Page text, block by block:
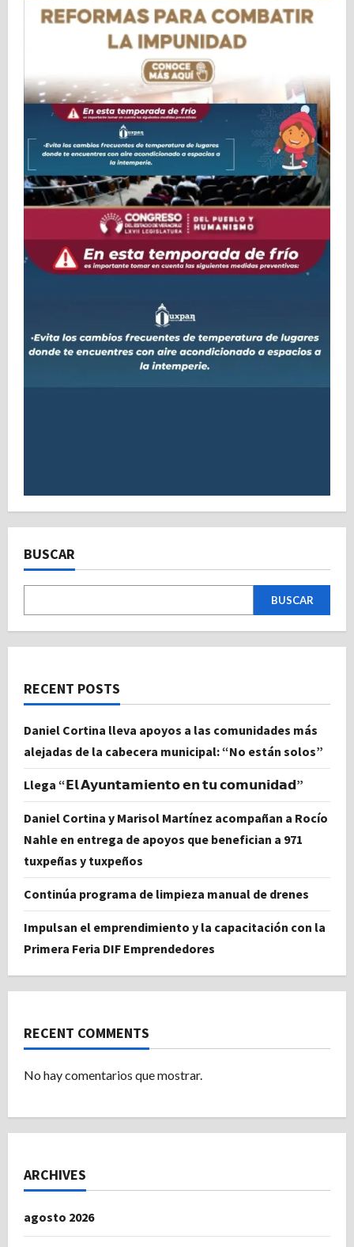
BUSCAR
BUSCAR
RECENT POSTS
Daniel Cortina lleva apoyos a las comunidades más
alejadas de la cabecera municipal: “No están solos”
Llega “𝗘𝗹 𝗔𝘆𝘂𝗻𝘁𝗮𝗺𝗶𝗲𝗻𝘁𝗼 𝗲𝗻 𝘁𝘂 𝗰𝗼𝗺𝘂𝗻𝗶𝗱𝗮𝗱”
Daniel Cortina y Marisol Martínez acompañan a Rocío
Nahle en entrega de apoyos que benefician a 971
tuxpeñas y tuxpeños
Continúa programa de limpieza manual de drenes
Impulsan el emprendimiento y la capacitación con la
Primera Feria DIF Emprendedores
RECENT COMMENTS
No hay comentarios que mostrar.
ARCHIVES
agosto 2026